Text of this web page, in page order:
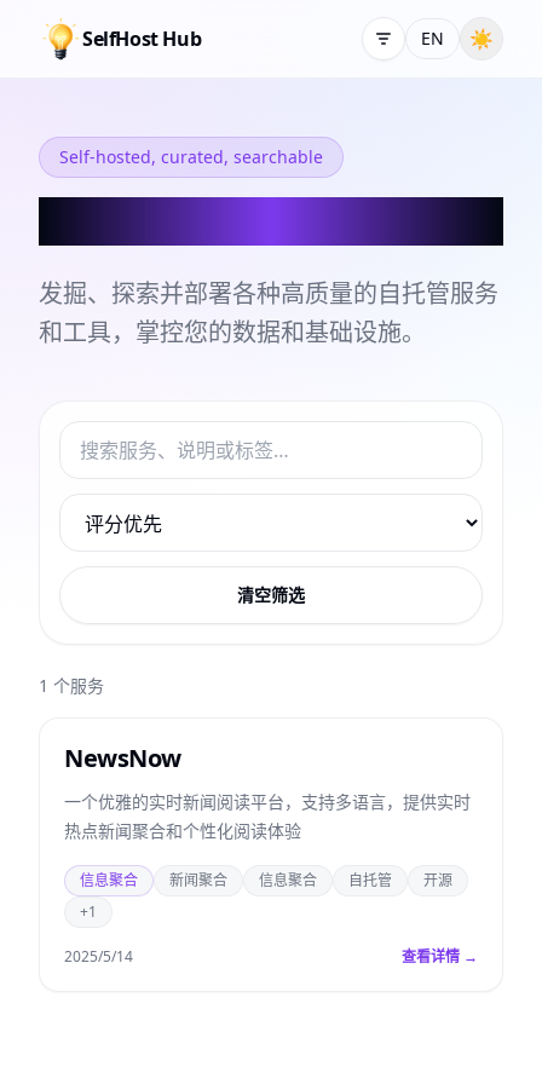
SelfHost Hub EN ☀
Self-hosted, curated, searchable
发掘、探索并部署各种高质量的自托管服务
和工具，掌控您的数据和基础设施。
清空筛选
1 个服务
NewsNow
一个优雅的实时新闻阅读平台，支持多语言，提供实时
热点新闻聚合和个性化阅读体验
信息聚合 新闻聚合 信息聚合 自托管
开源
+1
2025/5/14 查看详情 →